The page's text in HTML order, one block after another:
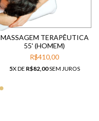
MASSAGEM TERAPÊUTICA
55' (HOMEM)
R$410,00
5X DE R$82,00SEM JUROS